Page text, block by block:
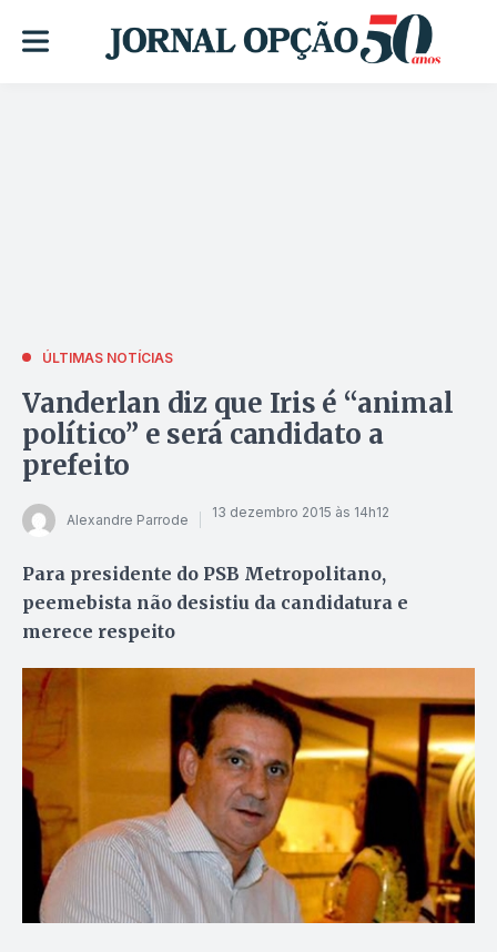
ÚLTIMAS NOTÍCIAS
Vanderlan diz que Iris é “animal
político” e será candidato a
prefeito
Alexandre Parrode 13 dezembro 2015 às 14h12
Para presidente do PSB Metropolitano,
peemebista não desistiu da candidatura e
merece respeito